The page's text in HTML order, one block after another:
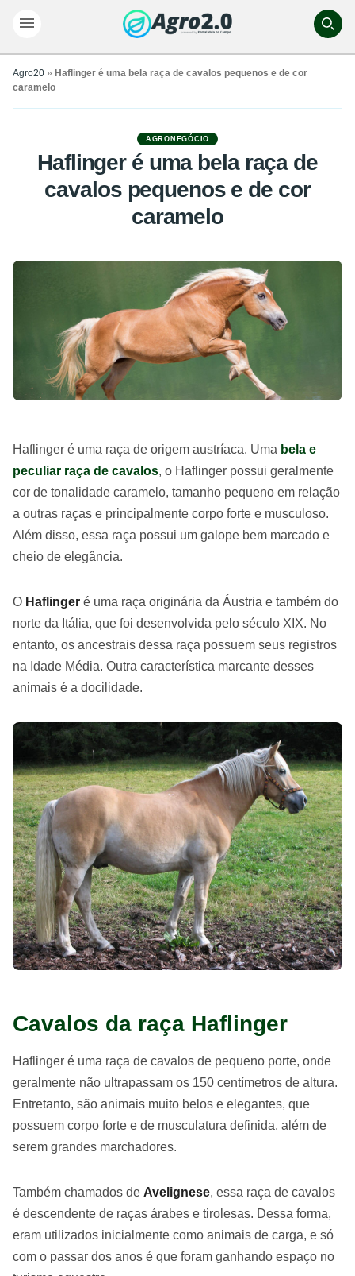
Agro20 » Haflinger é uma bela raça de cavalos pequenos e de cor
caramelo
AGRONEGÓCIO
Haflinger é uma bela raça de
cavalos pequenos e de cor
caramelo
Haflinger é uma raça de origem austríaca. Uma bela e
peculiar raça de cavalos, o Haflinger possui geralmente
cor de tonalidade caramelo, tamanho pequeno em relação
a outras raças e principalmente corpo forte e musculoso.
Além disso, essa raça possui um galope bem marcado e
cheio de elegância.
O Haflinger é uma raça originária da Áustria e também do
norte da Itália, que foi desenvolvida pelo século XIX. No
entanto, os ancestrais dessa raça possuem seus registros
na Idade Média. Outra característica marcante desses
animais é a docilidade.
Cavalos da raça Haflinger
Haflinger é uma raça de cavalos de pequeno porte, onde
geralmente não ultrapassam os 150 centímetros de altura.
Entretanto, são animais muito belos e elegantes, que
possuem corpo forte e de musculatura definida, além de
serem grandes marchadores.
Também chamados de Avelignese, essa raça de cavalos
é descendente de raças árabes e tirolesas. Dessa forma,
eram utilizados inicialmente como animais de carga, e só
com o passar dos anos é que foram ganhando espaço no